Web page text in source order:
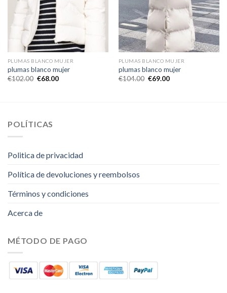
PLUMAS BLANCO MUJER
plumas blanco mujer
€102.00 €68.00
PLUMAS BLANCO MUJER
plumas blanco mujer
€104.00 €69.00
POLÍTICAS
Politica de privacidad
Política de devoluciones y reembolsos
Términos y condiciones
Acerca de
MÉTODO DE PAGO